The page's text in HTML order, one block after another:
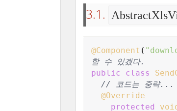
3.1.
@Component ( "
할 수 있겠다.
public
class
//
코드는 중략...
@Override
protected